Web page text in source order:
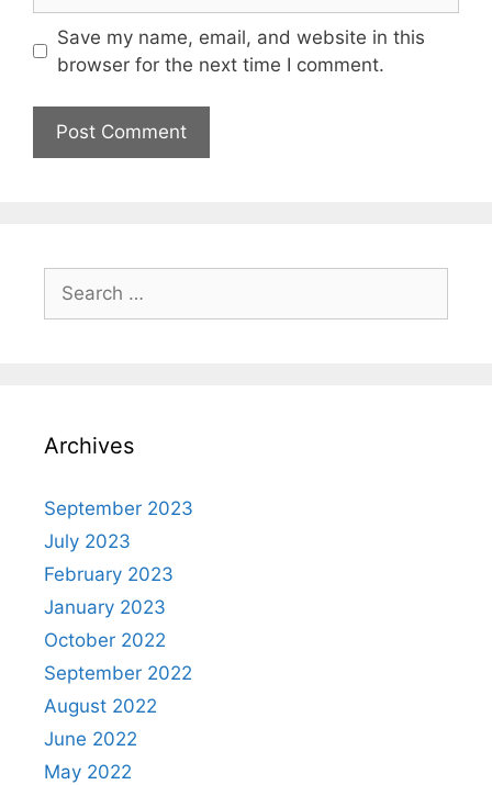
Save my name, email, and website in this
browser for the next time I comment.
Archives
September 2023
July 2023
February 2023
January 2023
October 2022
September 2022
August 2022
June 2022
May 2022